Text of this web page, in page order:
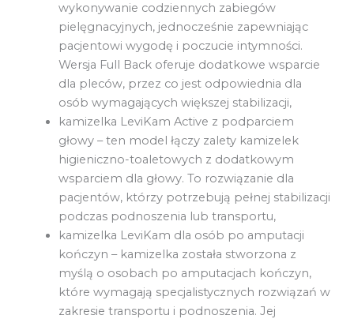
wykonywanie codziennych zabiegów
pielęgnacyjnych, jednocześnie zapewniając
pacjentowi wygodę i poczucie intymności.
Wersja Full Back oferuje dodatkowe wsparcie
dla pleców, przez co jest odpowiednia dla
osób wymagających większej stabilizacji,
kamizelka LeviKam Active z podparciem
głowy – ten model łączy zalety kamizelek
higieniczno-toaletowych z dodatkowym
wsparciem dla głowy. To rozwiązanie dla
pacjentów, którzy potrzebują pełnej stabilizacji
podczas podnoszenia lub transportu,
kamizelka LeviKam dla osób po amputacji
kończyn – kamizelka została stworzona z
myślą o osobach po amputacjach kończyn,
które wymagają specjalistycznych rozwiązań w
zakresie transportu i podnoszenia. Jej